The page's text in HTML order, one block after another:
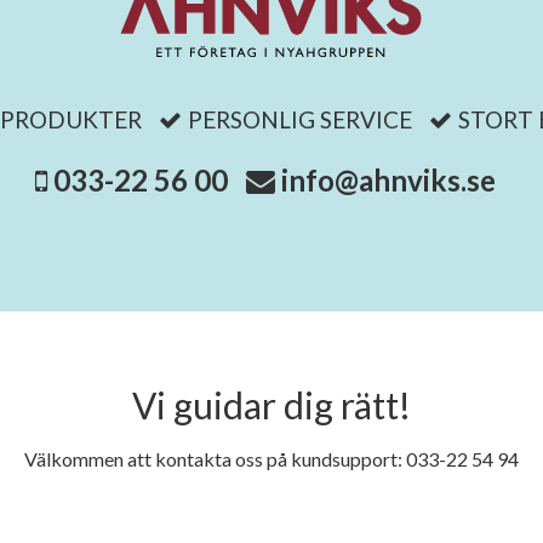
PERSONLIG SERVICE STORT
033-22 56 00 info@ahnviks.se
Vi guidar dig rätt!
Välkommen att kontakta oss på kundsupport: 033-22 54 94